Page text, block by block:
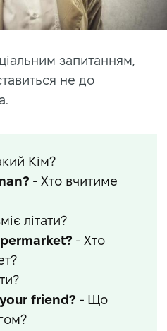
запитанням,
не до
Кім?
- Хто вчитиме
літати?
- Хто
friend? - Що